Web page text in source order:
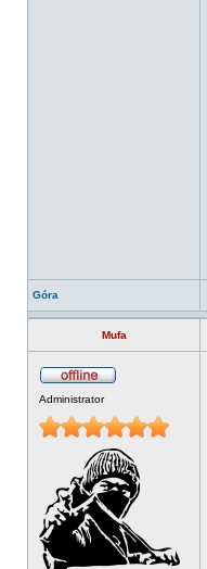
Góra
Mufa
Administrator